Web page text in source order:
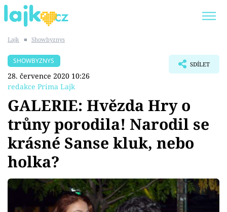
SHOPAHOLICADEL
Témata
Showbyznys
Youtubeři
Virály
Lajk ■ Showbyznys
SHOWBYZNYS
28. července 2020 10:26
redakce Prima Lajk
SDÍLET
GALERIE: Hvězda Hry o
trůny porodila! Narodil se
krásné Sanse kluk, nebo
holka?